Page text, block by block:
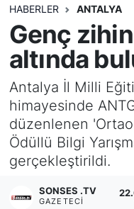
HABERLER ANTALYA
Genç
altında
Antalya İl Milli
himayesinde
düzenlenen
Ödüllü Bilgi
gerçekleştirildi.
SONSES .TV
GAZETECI
SPOR
GÜNÜN
DÜNYA
KÜLTÜR -
Mersin Namaz
Mersin Trafik
Süper Lig Puan
Tüm Manşetler